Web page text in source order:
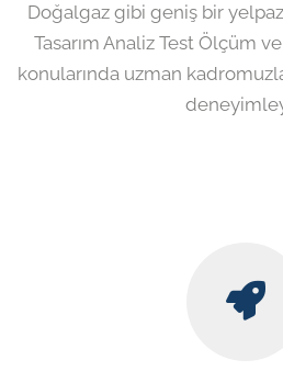
Doğalgaz gibi geniş bir
Tasarım Analiz Test Ölçüm
konularında uzman